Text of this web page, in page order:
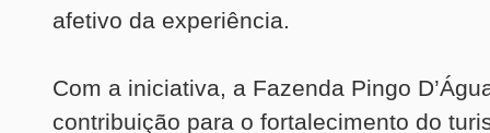
afetivo da experiência.
Com a iniciativa, a Fazenda Pingo
contribuição para o fortalecimento do